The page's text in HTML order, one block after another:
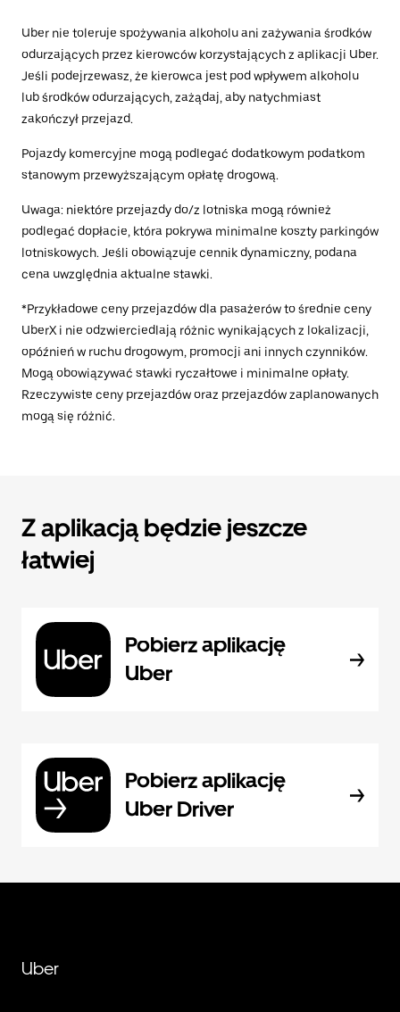
Uber nie toleruje spożywania alkoholu ani zażywania środków
odurzających przez kierowców korzystających z aplikacji Uber.
Jeśli podejrzewasz, że kierowca jest pod wpływem alkoholu
lub środków odurzających, zażądaj, aby natychmiast
zakończył przejazd.
Pojazdy komercyjne mogą podlegać dodatkowym podatkom
stanowym przewyższającym opłatę drogową.
Uwaga: niektóre przejazdy do/z lotniska mogą również
podlegać dopłacie, która pokrywa minimalne koszty parkingów
lotniskowych. Jeśli obowiązuje cennik dynamiczny, podana
cena uwzględnia aktualne stawki.
*Przykładowe ceny przejazdów dla pasażerów to średnie ceny
UberX i nie odzwierciedlają różnic wynikających z lokalizacji,
opóźnień w ruchu drogowym, promocji ani innych czynników.
Mogą obowiązywać stawki ryczałtowe i minimalne opłaty.
Rzeczywiste ceny przejazdów oraz przejazdów zaplanowanych
mogą się różnić.
Z aplikacją będzie jeszcze
łatwiej
Pobierz aplikację
Uber
Pobierz aplikację
Uber Driver
Uber